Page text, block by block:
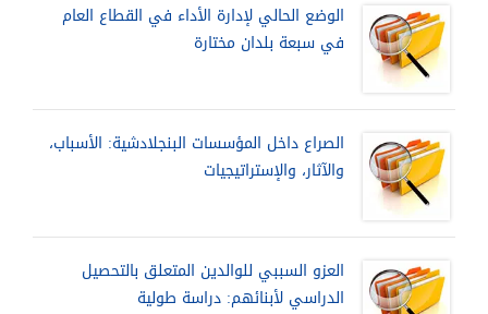
الوضع الحالي لإدارة الأداء في القطاع العام
في سبعة بلدان مختارة
الصراع داخل المؤسسات البنجلادشية: الأسباب،
والآثار، والإستراتيجيات
العزو السببي للوالدين المتعلق بالتحصيل
الدراسي لأبنائهم: دراسة طولية